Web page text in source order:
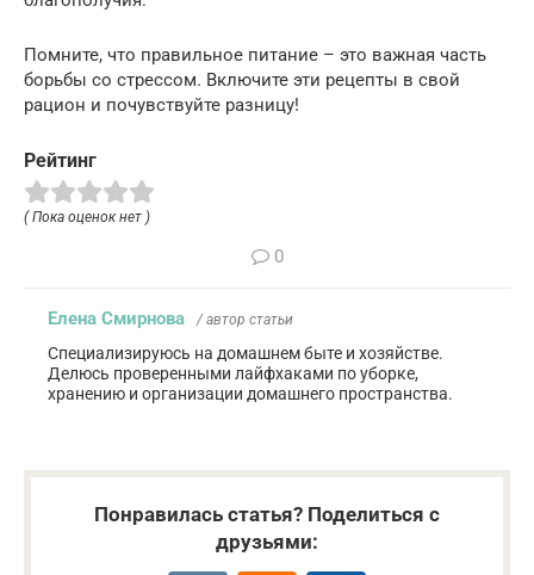
Помните, что правильное питание – это важная часть
борьбы со стрессом. Включите эти рецепты в свой
рацион и почувствуйте разницу!
Рейтинг
( Пока оценок нет )
0
Елена Смирнова / автор статьи
Специализируюсь на домашнем быте и хозяйстве.
Делюсь проверенными лайфхаками по уборке,
хранению и организации домашнего пространства.
Понравилась статья? Поделиться с
друзьями: